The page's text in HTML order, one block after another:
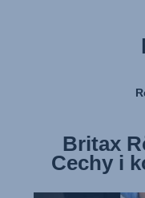
Britax
Cechy i